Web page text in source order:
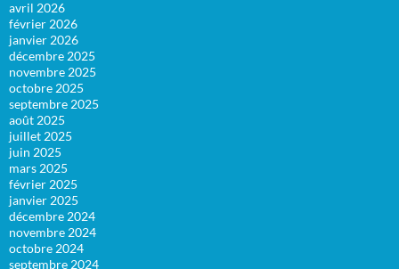
avril 2026
février 2026
janvier 2026
décembre 2025
novembre 2025
octobre 2025
septembre 2025
août 2025
juillet 2025
juin 2025
mars 2025
février 2025
janvier 2025
décembre 2024
novembre 2024
octobre 2024
septembre 2024